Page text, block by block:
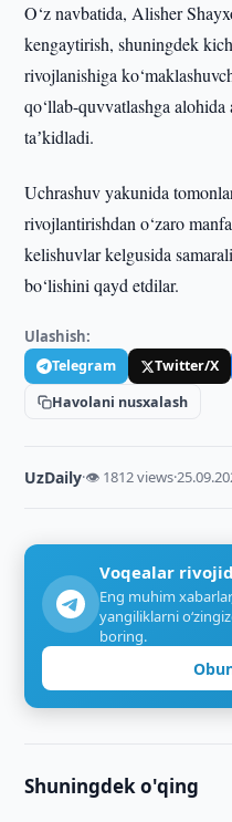
O‘z navbatida, Alisher
kengaytirish, shuningdek
rivojlanishiga
qo‘llab-quvvatlashga
taʼkidladi.
Uchrashuv yakunida
rivojlantirishdan o‘zaro
kelishuvlar kelgusida
bo‘lishini qayd etdilar.
Ulashish:
Telegram Twitter/X
Havolani nusxalash
UzDaily·👁 1812 views·
Voqealar
Eng muhim
yangiliklarni
boring.
Shuningdek o'qing